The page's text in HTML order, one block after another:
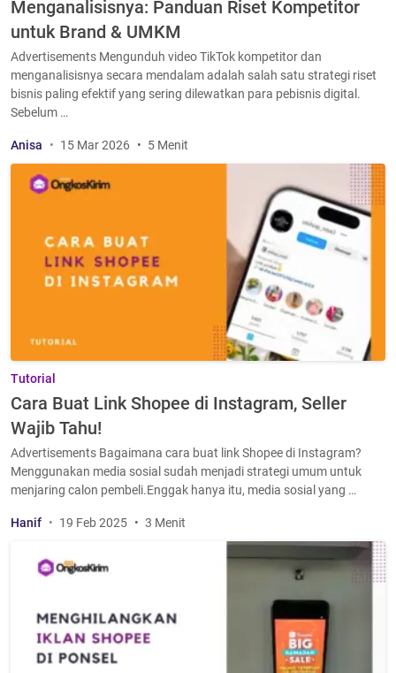
Menganalisisnya: Panduan Riset Kompetitor
untuk Brand & UMKM
Advertisements Mengunduh video TikTok kompetitor dan
menganalisisnya secara mendalam adalah salah satu strategi riset
bisnis paling efektif yang sering dilewatkan para pebisnis digital.
Sebelum …
Anisa 15 Mar 2026 5 Menit
Tutorial
Cara Buat Link Shopee di Instagram, Seller
Wajib Tahu!
Advertisements Bagaimana cara buat link Shopee di Instagram?
Menggunakan media sosial sudah menjadi strategi umum untuk
menjaring calon pembeli.Enggak hanya itu, media sosial yang …
Hanif 19 Feb 2025 3 Menit